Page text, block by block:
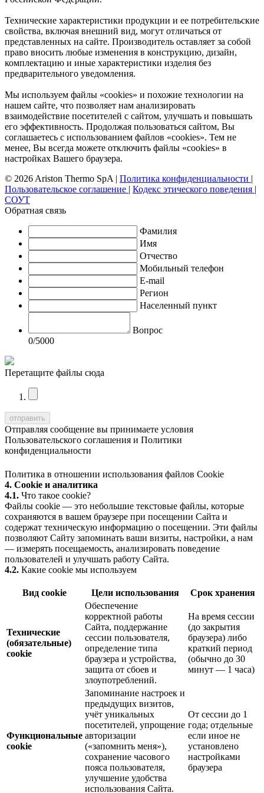
Технические характеристики продукции и ее потребительские
свойства, включая внешний вид, могут отличаться от
представленных на сайте. Производитель оставляет за собой
право вносить любые изменения в конструкцию, дизайн,
комплектацию и иные характеристики изделия без
предварительного уведомления.
Мы используем файлы «cookies» и похожие технологии на
нашем сайте, что позволяет нам анализировать
взаимодействие посетителей с сайтом, улучшать и повышать
его эффективность. Продолжая пользоваться сайтом, Вы
соглашаетесь с использованием файлов «cookies». Тем не
менее, Вы всегда можете отключить файлы «cookies» в
настройках Вашего браузера.
© 2026 Ariston Thermo SpA | Политика конфиденциальности |
Пользовательское соглашение | Кодекс этического поведения |
СОУТ
Обратная связь
Фамилия
Имя
Отчество
Мобильный телефон
E-mail
Регион
Населенный пункт
Вопрос
0/5000
Перетащите файлы сюда
Отправляя сообщение вы принимаете условия
Пользовательского соглашения и Политики
конфиденциальности
Политика в отношении использования файлов Cookie
4. Cookie и аналитика
4.1. Что такое cookie?
Файлы cookie — это небольшие текстовые файлы, которые
сохраняются в вашем браузере при посещении Сайта и
содержат техническую информацию о посещении. Эти файлы
позволяют Сайту запоминать ваши визиты, настройки, а нам
— измерять посещаемость, анализировать поведение
пользователей и улучшать работу Сайта.
4.2. Какие cookie мы используем
Вид cookie Цели использования Срок хранения
Технические
(обязательные)
cookie
Обеспечение
корректной работы
Сайта, поддержание
сессии пользователя,
определение типа
браузера и устройства,
защита от сбоев и
злоупотреблений.
На время сессии
(до закрытия
браузера) либо
краткий период
(обычно до 30
минут — 1 часа)
Функциональные
cookie
Запоминание настроек и
предыдущих визитов,
учёт уникальных
посетителей, упрощение
авторизации
(«запомнить меня»),
сохранение часового
пояса пользователя,
улучшение удобства
использования Сайта.
От сессии до 1
года; отдельные
если иное не
установлено
настройками
браузера